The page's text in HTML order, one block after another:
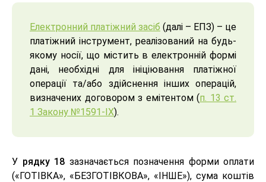
Електронний платіжний засіб (далі – ЕПЗ) – це
платіжний інструмент, реалізований на будь-
якому носії, що містить в електронній формі
дані, необхідні для ініціювання платіжної
операції та/або здійснення інших операцій,
визначених договором з емітентом (п. 13 ст.
1 Закону №1591-IX).
У рядку 18 зазначається позначення форми оплати
(«ГОТІВКА», «БЕЗГОТІВКОВА», «ІНШЕ»), сума коштів